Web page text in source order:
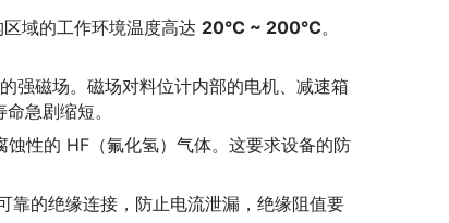
域的工作环境温度高达 20°C ~ 200°C。
强磁场。磁场对料位计内部的电机、减速箱
急剧缩短。
性的 HF（氟化氢）气体。这要求设备的防
靠的绝缘连接，防止电流泄漏，绝缘阻值要